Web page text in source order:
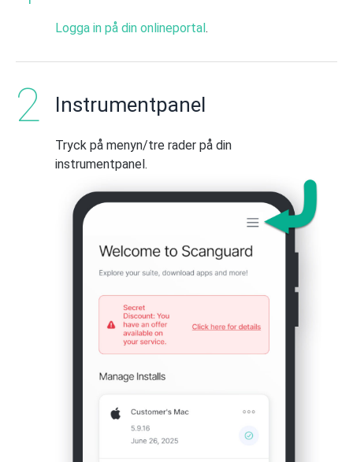
Logga in på din onlineportal.
Instrumentpanel
Tryck på menyn/tre rader på din
instrumentpanel.